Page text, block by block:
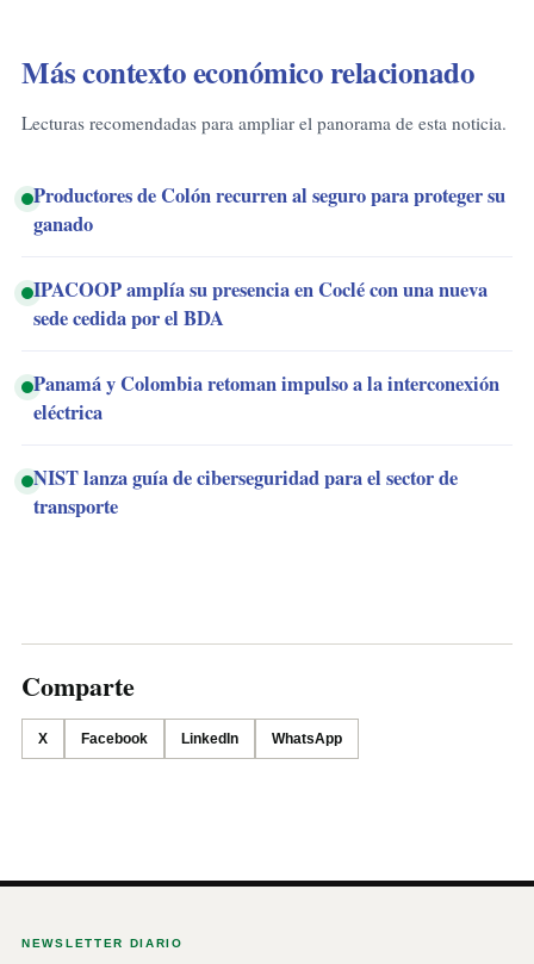
Más contexto económico relacionado
Lecturas recomendadas para ampliar el panorama de esta noticia.
Productores de Colón recurren al seguro para proteger su
ganado
IPACOOP amplía su presencia en Coclé con una nueva
sede cedida por el BDA
Panamá y Colombia retoman impulso a la interconexión
eléctrica
NIST lanza guía de ciberseguridad para el sector de
transporte
Comparte
X Facebook LinkedIn WhatsApp
NEWSLETTER DIARIO